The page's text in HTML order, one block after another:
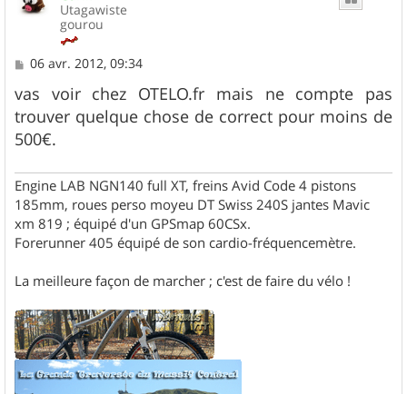
Utagawiste
gourou
M
s
s
a
g
e
06 avr. 2012, 09:34
vas voir chez OTELO.fr mais ne compte pas
trouver quelque chose de correct pour moins de
500€.
Engine LAB NGN140 full XT, freins Avid Code 4 pistons
185mm, roues perso moyeu DT Swiss 240S jantes Mavic
xm 819 ; équipé d'un GPSmap 60CSx.
Forerunner 405 équipé de son cardio-fréquencemètre.
La meilleure façon de marcher ; c'est de faire du vélo !